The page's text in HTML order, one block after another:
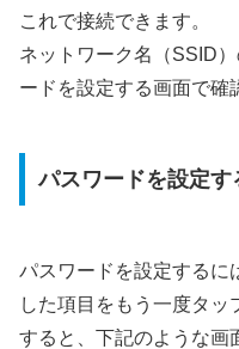
これで接続できます。
ネットワーク名（SSID
ードを設定する画面で確
パスワードを設定す
パスワードを設定するに
した項目をもう一度タッ
すると、下記のような画